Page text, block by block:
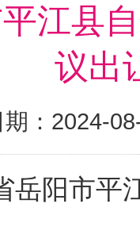
江县
议出
期：2024-
岳阳市